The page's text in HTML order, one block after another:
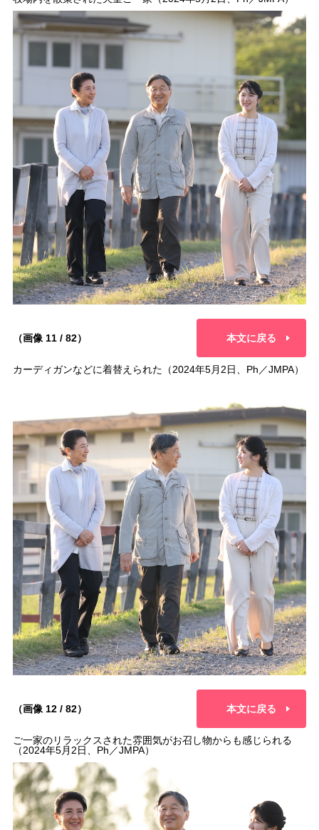
（画像 11 / 82） 本文に戻る
カーディガンなどに着替えられた（2024年5月2日、Ph／JMPA）
（画像 12 / 82） 本文に戻る
ご一家のリラックスされた雰囲気がお召し物からも感じられる
（2024年5月2日、Ph／JMPA）